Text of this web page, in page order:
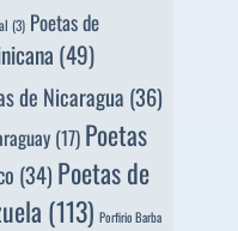
(3) Poetas de
(49)
de Nicaragua (36)
(17) Poetas
(34) Poetas de
(113) Porfirio Barba